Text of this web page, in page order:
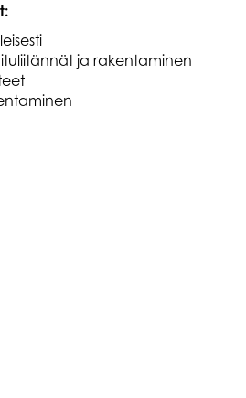
ja rakentaminen